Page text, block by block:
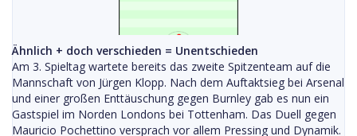
Ähnlich + doch verschieden = Unentschieden
Am 3. Spieltag wartete bereits das zweite Spitzenteam auf die
Mannschaft von Jürgen Klopp. Nach dem Auftaktsieg bei Arsenal
und einer großen Enttäuschung gegen Burnley gab es nun ein
Gastspiel im Norden Londons bei Tottenham. Das Duell gegen
Mauricio Pochettino versprach vor allem Pressing und Dynamik.